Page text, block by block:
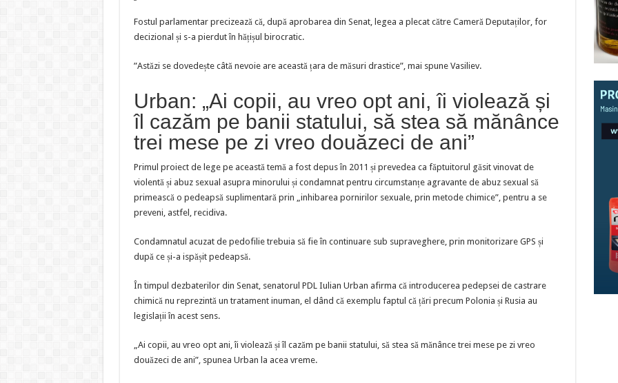
Fostul parlamentar precizează că, după aprobarea din Senat, legea a plecat către Cameră Deputaților, for
decizional și s-a pierdut în hățișul birocratic.
”Astăzi se dovedește câtă nevoie are această țara de măsuri drastice”, mai spune Vasiliev.
Urban: „Ai copii, au vreo opt ani, îi violează și
îl cazăm pe banii statului, să stea să mănânce
trei mese pe zi vreo douăzeci de ani”
Primul proiect de lege pe această temă a fost depus în 2011 și prevedea ca făptuitorul găsit vinovat de
violentă și abuz sexual asupra minorului și condamnat pentru circumstanțe agravante de abuz sexual să
primească o pedeapsă suplimentară prin „inhibarea pornirilor sexuale, prin metode chimice”, pentru a se
preveni, astfel, recidiva.
Condamnatul acuzat de pedofilie trebuia să fie în continuare sub supraveghere, prin monitorizare GPS și
după ce și-a ispășit pedeapsă.
În timpul dezbaterilor din Senat, senatorul PDL Iulian Urban afirma că introducerea pedepsei de castrare
chimică nu reprezintă un tratament inuman, el dând că exemplu faptul că țări precum Polonia și Rusia au
legislații în acest sens.
„Ai copii, au vreo opt ani, îi violează și îl cazăm pe banii statului, să stea să mănânce trei mese pe zi vreo
douăzeci de ani”, spunea Urban la acea vreme.